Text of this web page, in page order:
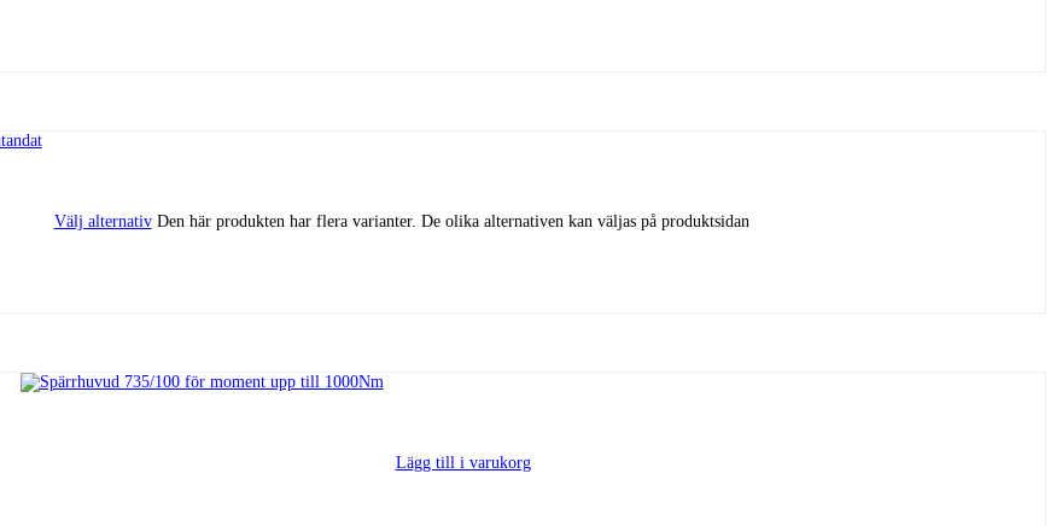
Välj alternativ Den här produkten har flera varianter. De olika alternativen kan väljas på produktsidan
Lägg till i varukorg